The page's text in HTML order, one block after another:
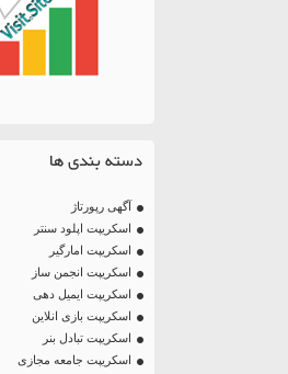
دسته بندی ها
آگهی رپورتاژ
اسکریپت اپلود سنتر
اسکریپت امارگیر
اسکریپت انجمن ساز
اسکریپت ایمیل دهی
اسکریپت بازی انلاین
اسکریپت تبادل بنر
اسکریپت جامعه مجازی